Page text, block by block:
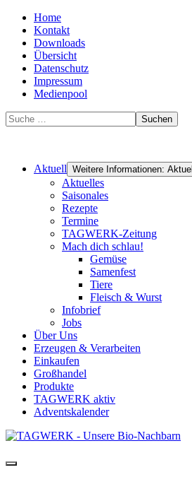
Home
Kontakt
Downloads
Übersicht
Datenschutz
Impressum
Medienpool
Suchen
Aktuell Weitere Informationen: Aktuell
Aktuelles
Saisonales
Rezepte
Termine
TAGWERK-Zeitung
Mach dich schlau!
Gemüse
Samenfest
Tiere
Fleisch & Wurst
Infobrief
Jobs
Über Uns
Erzeugen & Verarbeiten
Einkaufen
Großhandel
Produkte
TAGWERK aktiv
Adventskalender